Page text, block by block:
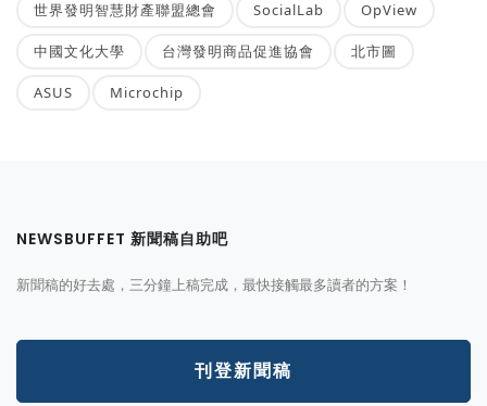
世界發明智慧財產聯盟總會 SocialLab OpView
中國文化大學 台灣發明商品促進協會 北市圖
ASUS Microchip
NEWSBUFFET 新聞稿自助吧
新聞稿的好去處，三分鐘上稿完成，最快接觸最多讀者的方案！
刊登新聞稿